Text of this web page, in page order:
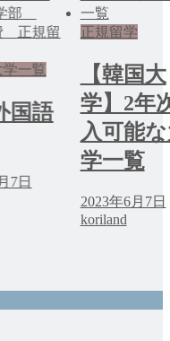
大
次編
大
7日
正規留学
学の際
要な費用
【韓国
留学/交
学】